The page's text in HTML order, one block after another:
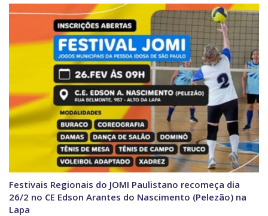
Festivais Regionais do JOMI Paulistano recomeça dia
26/2 no CE Edson Arantes do Nascimento (Pelezão) na
Lapa